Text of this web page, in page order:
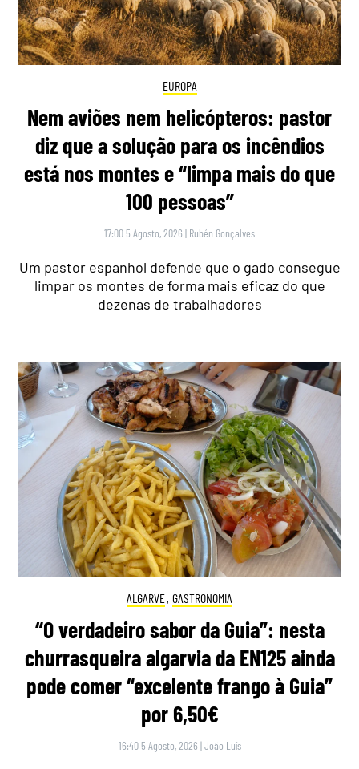
EUROPA
Nem aviões nem helicópteros: pastor
diz que a solução para os incêndios
está nos montes e “limpa mais do que
100 pessoas”
17:00 5 Agosto, 2026 | Rubén Gonçalves
Um pastor espanhol defende que o gado consegue
limpar os montes de forma mais eficaz do que
dezenas de trabalhadores
ALGARVE, GASTRONOMIA
“O verdadeiro sabor da Guia”: nesta
churrasqueira algarvia da EN125 ainda
pode comer “excelente frango à Guia”
por 6,50€
16:40 5 Agosto, 2026 |João Luís